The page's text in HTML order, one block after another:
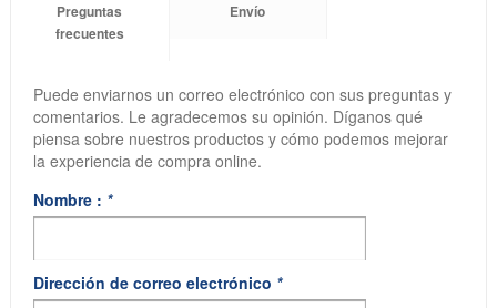
Preguntas
frecuentes
Envío
Puede enviarnos un correo electrónico con sus preguntas y
comentarios. Le agradecemos su opinión. Díganos qué
piensa sobre nuestros productos y cómo podemos mejorar
la experiencia de compra online.
Nombre : *
Dirección de correo electrónico *